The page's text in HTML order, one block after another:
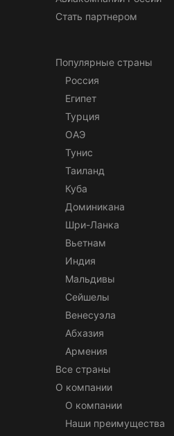
Стать партнером
Популярные страны
Россия
Египет
Турция
ОАЭ
Тунис
Таиланд
Куба
Доминикана
Шри-Ланка
Вьетнам
Индия
Мальдивы
Сейшелы
Венесуэла
Абхазия
Армения
Все страны
О компании
О компании
Наши преимущества